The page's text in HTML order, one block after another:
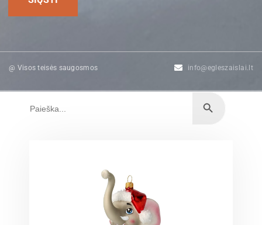
@ Visos teisės saugosmos info@egleszaislai.lt